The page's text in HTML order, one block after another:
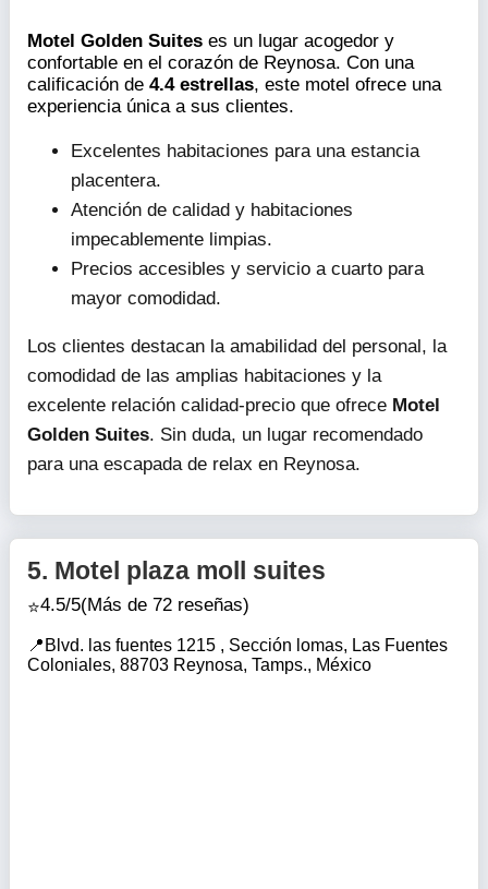
Motel Golden Suites es un lugar acogedor y
confortable en el corazón de Reynosa. Con una
calificación de 4.4 estrellas, este motel ofrece una
experiencia única a sus clientes.
Excelentes habitaciones para una estancia
placentera.
Atención de calidad y habitaciones
impecablemente limpias.
Precios accesibles y servicio a cuarto para
mayor comodidad.
Los clientes destacan la amabilidad del personal, la
comodidad de las amplias habitaciones y la
excelente relación calidad-precio que ofrece Motel
Golden Suites. Sin duda, un lugar recomendado
para una escapada de relax en Reynosa.
5. Motel plaza moll suites
4.5/5(Más de 72 reseñas)
Blvd. las fuentes 1215 , Sección lomas, Las Fuentes
Coloniales, 88703 Reynosa, Tamps., México